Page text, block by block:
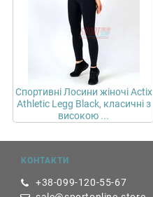
Спортивні Лосини жіночі Actix
Athletic Legg Black, класичні з
високою ...
КОНТАКТИ
+38-099-120-55-67